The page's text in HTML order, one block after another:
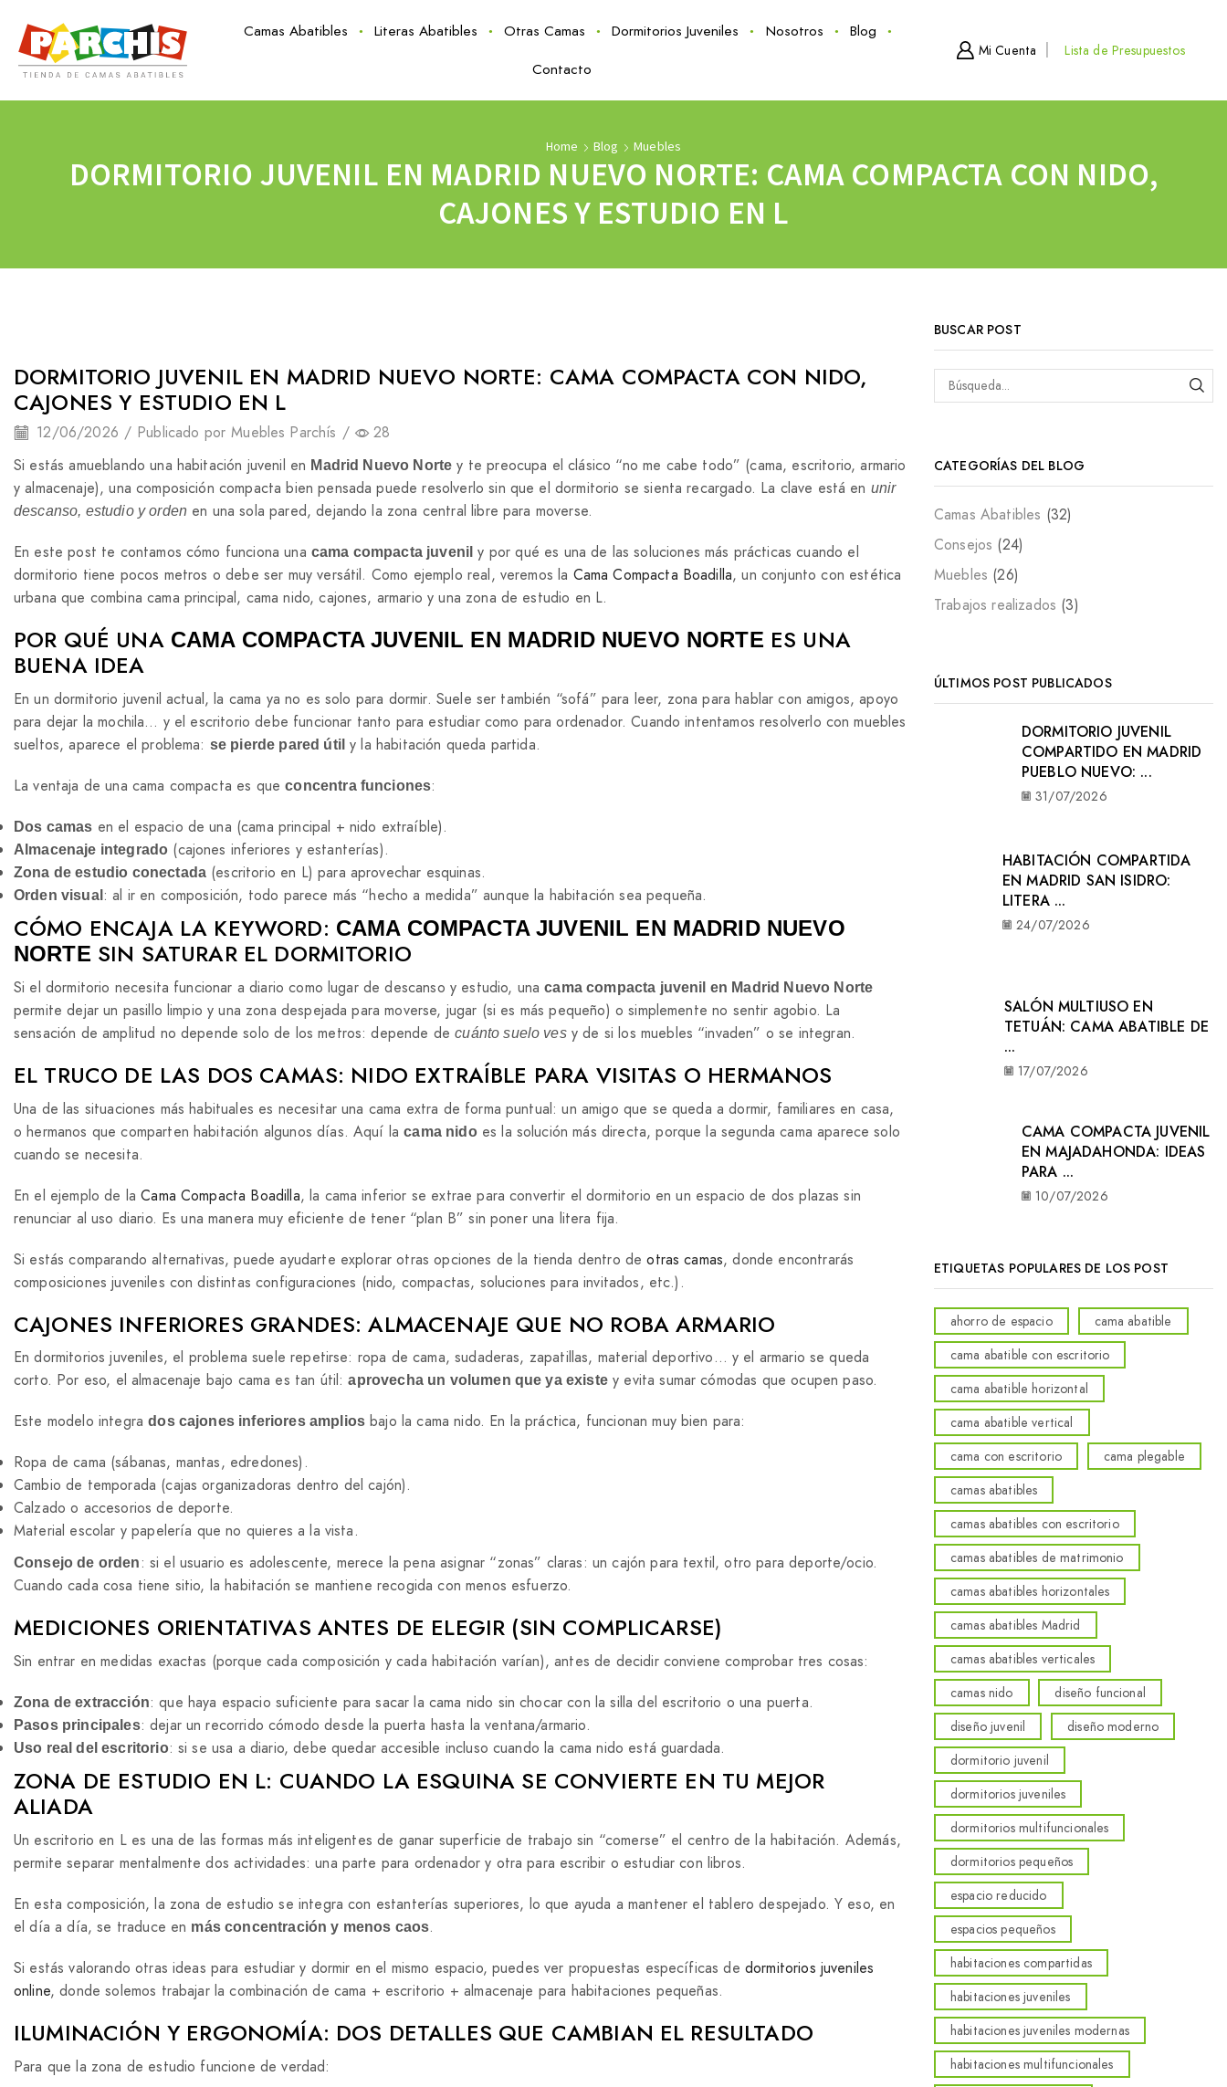
Camas Abatibles Literas Abatibles Otras Camas Dormitorios Juveniles Nosotros
Blog
Contacto
Mi Cuenta Lista de Presupuestos
Home Blog Muebles
DORMITORIO JUVENIL EN MADRID NUEVO NORTE: CAMA COMPACTA CON NIDO,
CAJONES Y ESTUDIO EN L
DORMITORIO JUVENIL EN MADRID NUEVO NORTE: CAMA COMPACTA CON NIDO,
CAJONES Y ESTUDIO EN L
12/06/2026 / Publicado por Muebles Parchís /
28
Si estás amueblando una habitación juvenil en Madrid Nuevo Norte y te preocupa el clásico “no me cabe todo” (cama, escritorio, armario
y almacenaje), una composición compacta bien pensada puede resolverlo sin que el dormitorio se sienta recargado. La clave está en unir
descanso, estudio y orden en una sola pared, dejando la zona central libre para moverse.
En este post te contamos cómo funciona una cama compacta juvenil y por qué es una de las soluciones más prácticas cuando el
dormitorio tiene pocos metros o debe ser muy versátil. Como ejemplo real, veremos la Cama Compacta Boadilla, un conjunto con estética
urbana que combina cama principal, cama nido, cajones, armario y una zona de estudio en L.
POR QUÉ UNA CAMA COMPACTA JUVENIL EN MADRID NUEVO NORTE ES UNA
BUENA IDEA
En un dormitorio juvenil actual, la cama ya no es solo para dormir. Suele ser también “sofá” para leer, zona para hablar con amigos, apoyo
para dejar la mochila… y el escritorio debe funcionar tanto para estudiar como para ordenador. Cuando intentamos resolverlo con muebles
sueltos, aparece el problema: se pierde pared útil y la habitación queda partida.
La ventaja de una cama compacta es queconcentra funciones:
Dos camas en el espacio de una (cama principal + nido extraíble).
Almacenaje integrado (cajones inferiores y estanterías).
Zona de estudio conectada (escritorio en L) para aprovechar esquinas.
Orden visual : al ir en composición, todo parece más “hecho a medida” aunque la habitación sea pequeña.
CÓMO ENCAJA LA KEYWORD: CAMA COMPACTA JUVENIL EN MADRID NUEVO
NORTE SIN SATURAR EL DORMITORIO
Si el dormitorio necesita funcionar a diario como lugar de descanso y estudio, unacama compacta juvenil en Madrid Nuevo Norte
permite dejar un pasillo limpio y una zona despejada para moverse, jugar (si es más pequeño) o simplemente no sentir agobio. La
sensación de amplitud no depende solo de los metros: depende decuánto suelo vesy de si los muebles “invaden” o se integran.
EL TRUCO DE LAS DOS CAMAS: NIDO EXTRAÍBLE PARA VISITAS O HERMANOS
Una de las situaciones más habituales es necesitar una cama extra de forma puntual: un amigo que se queda a dormir, familiares en casa,
o hermanos que comparten habitación algunos días. Aquí lacama nidoes la solución más directa, porque la segunda cama aparece solo
cuando se necesita.
En el ejemplo de laCama Compacta Boadilla, la cama inferior se extrae para convertir el dormitorio en un espacio de dos plazas sin
renunciar al uso diario. Es una manera muy eficiente de tener “plan B” sin poner una litera fija.
Si estás comparando alternativas, puede ayudarte explorar otras opciones de la tienda dentro deotras camas, donde encontrarás
composiciones juveniles con distintas configuraciones (nido, compactas, soluciones para invitados, etc.).
CAJONES INFERIORES GRANDES: ALMACENAJE QUE NO ROBA ARMARIO
En dormitorios juveniles, el problema suele repetirse: ropa de cama, sudaderas, zapatillas, material deportivo… y el armario se queda
corto. Por eso, el almacenaje bajo cama es tan útil:aprovecha un volumen que ya existey evita sumar cómodas que ocupen paso.
Este modelo integrados cajones inferiores amplios bajo la cama nido. En la práctica, funcionan muy bien para:
Ropa de cama (sábanas, mantas, edredones).
Cambio de temporada (cajas organizadoras dentro del cajón).
Calzado o accesorios de deporte.
Material escolar y papelería que no quieres a la vista.
Consejo de orden : si el usuario es adolescente, merece la pena asignar “zonas” claras: un cajón para textil, otro para deporte/ocio.
Cuando cada cosa tiene sitio, la habitación se mantiene recogida con menos esfuerzo.
MEDICIONES ORIENTATIVAS ANTES DE ELEGIR (SIN COMPLICARSE)
Sin entrar en medidas exactas (porque cada composición y cada habitación varían), antes de decidir conviene comprobar tres cosas:
Zona de extracción: que haya espacio suficiente para sacar la cama nido sin chocar con la silla del escritorio o una puerta.
Pasos principales: dejar un recorrido cómodo desde la puerta hasta la ventana/armario.
Uso real del escritorio: si se usa a diario, debe quedar accesible incluso cuando la cama nido está guardada.
ZONA DE ESTUDIO EN L: CUANDO LA ESQUINA SE CONVIERTE EN TU MEJOR
ALIADA
Un escritorio en L es una de las formas más inteligentes de ganar superficie de trabajo sin “comerse” el centro de la habitación. Además,
permite separar mentalmente dos actividades: una parte para ordenador y otra para escribir o estudiar con libros.
En esta composición, la zona de estudio se integra con estanterías superiores, lo que ayuda a mantener el tablero despejado. Y eso, en
el día a día, se traduce en más concentración y menos caos.
Si estás valorando otras ideas para estudiar y dormir en el mismo espacio, puedes ver propuestas específicas de dormitorios juveniles
online, donde solemos trabajar la combinación de cama + escritorio + almacenaje para habitaciones pequeñas.
ILUMINACIÓN Y ERGONOMÍA: DOS DETALLES QUE CAMBIAN EL RESULTADO
Para que la zona de estudio funcione de verdad:
BUSCAR POST
CATEGORÍAS DEL BLOG
Camas Abatibles (32)
Consejos (24)
Muebles (26)
Trabajos realizados (3)
ÚLTIMOS POST PUBLICADOS
DORMITORIO JUVENIL
COMPARTIDO EN MADRID
PUEBLO NUEVO: ...
31/07/2026
HABITACIÓN COMPARTIDA
EN MADRID SAN ISIDRO:
LITERA ...
24/07/2026
SALÓN MULTIUSO EN
TETUÁN: CAMA ABATIBLE DE
...
17/07/2026
CAMA COMPACTA JUVENIL
EN MAJADAHONDA: IDEAS
PARA ...
10/07/2026
ETIQUETAS POPULARES DE LOS POST
ahorro de espacio
cama abatible
cama abatible con escritorio
cama abatible horizontal
cama abatible vertical
cama con escritorio
cama plegable
camas abatibles
camas abatibles con escritorio
camas abatibles de matrimonio
camas abatibles horizontales
camas abatibles Madrid
camas abatibles verticales
camas nido
diseño funcional
diseño juvenil
diseño moderno
dormitorio juvenil
dormitorios juveniles
dormitorios multifuncionales
dormitorios pequeños
espacio reducido
espacios pequeños
habitaciones compartidas
habitaciones juveniles
habitaciones juveniles modernas
habitaciones multifuncionales